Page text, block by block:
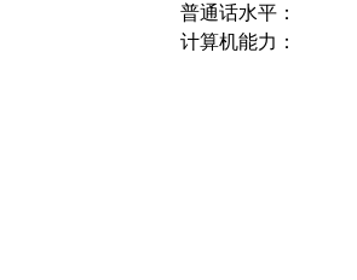
普通话水平：
计算机能力：